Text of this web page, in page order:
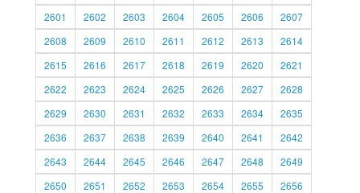
2601
2602 2603 2604 2605 2606
2607
2608
2609 2610 2611 2612 2613
2614
2615
2616 2617 2618 2619 2620
2621
2622
2623 2624 2625 2626 2627
2628
2629
2630 2631 2632 2633 2634
2635
2636
2637 2638 2639 2640 2641
2642
2643
2644 2645 2646 2647 2648
2649
2650
2651 2652 2653 2654 2655
2656